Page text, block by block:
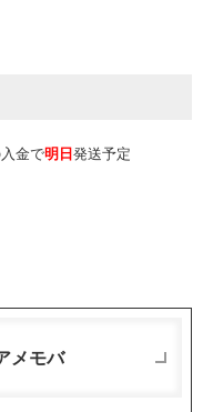
金で明日 発送予定
メモバ